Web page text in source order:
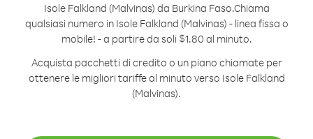
Isole Falkland (Malvinas) da Burkina Faso.Chiama
qualsiasi numero in Isole Falkland (Malvinas) - linea fissa o
mobile! - a partire da soli $1.80 al minuto.
Acquista pacchetti di credito o un piano chiamate per
ottenere le migliori tariffe al minuto verso Isole Falkland
(Malvinas).